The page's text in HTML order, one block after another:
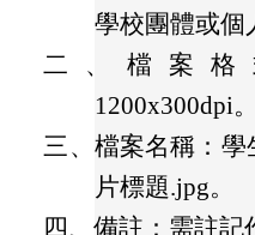
學校團體或個
二、檔案格
1200x300dpi。
三、 檔案名稱：學
片標題.jpg。
四、備註：需註記